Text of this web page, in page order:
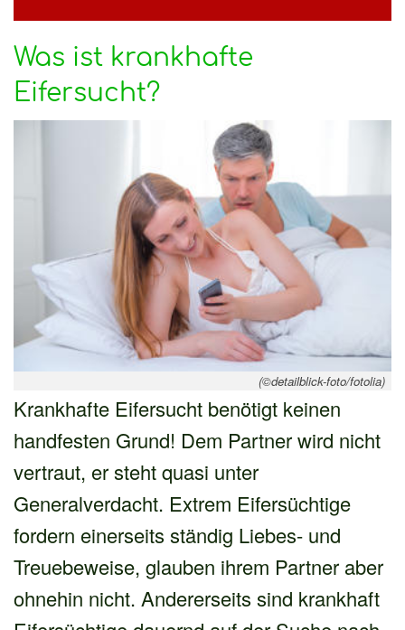
Was ist krankhafte
Eifersucht?
(©detailblick-foto/fotolia)
Krankhafte Eifersucht benötigt keinen
handfesten Grund! Dem Partner wird nicht
vertraut, er steht quasi unter
Generalverdacht. Extrem Eifersüchtige
fordern einerseits ständig Liebes- und
Treuebeweise, glauben ihrem Partner aber
ohnehin nicht. Andererseits sind krankhaft